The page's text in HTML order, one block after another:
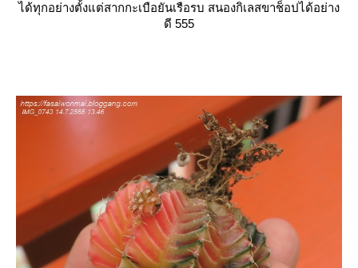
ได้ทุกอย่างตั้งแต่สากกะเบือยันเรือรบ สนองกิเลสขาช็อปได้อย่าง
ดี 555